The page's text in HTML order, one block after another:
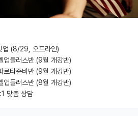
업 (8/29, 오프라인)
업플러스반 (9월 개강반)
르타준비반 (9월 개강반)
업플러스반 (8월 개강반)
맞춤 상담